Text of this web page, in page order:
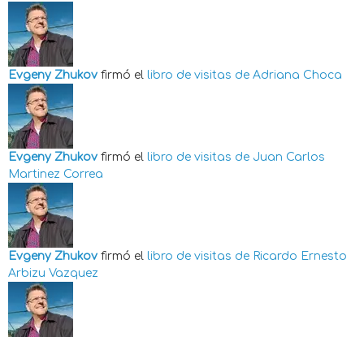
Evgeny Zhukov firmó el libro de visitas de Adriana Choca
Evgeny Zhukov firmó el libro de visitas de Juan Carlos
Martinez Correa
Evgeny Zhukov firmó el libro de visitas de Ricardo Ernesto
Arbizu Vazquez